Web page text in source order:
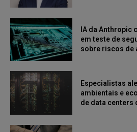
IA da Anthropic
em teste de
sobre riscos de
Especialistas
ambientais e
de data centers